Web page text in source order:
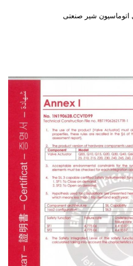
اتوماسیون شیر صنعتی